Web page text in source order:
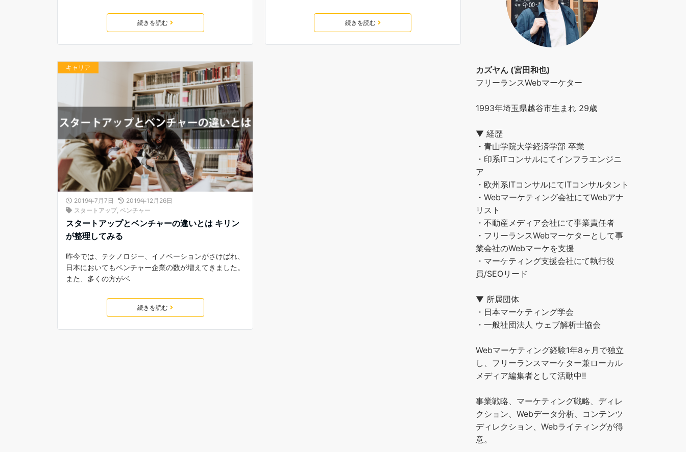
続きを読む 続きを読む
キャリア
2019年7月7日
2019年12月26日
スタートアップ ベンチャー
スタートアップとベンチャーの違いとは キリン
が整理してみる
昨今では、テクノロジー、イノベーションがさけばれ、
日本においてもベンチャー企業の数が増えてきました。
また、多くの方がベ
続きを読む
カズヤん (宮田和也)
フリーランスWebマーケター
1993年埼玉県越谷市生まれ 29歳
▼ 経歴
・青山学院大学経済学部 卒業
・印系ITコンサルにてインフラエンジニ
ア
・欧州系ITコンサルにてITコンサルタント
・Webマーケティング会社にてWebアナ
リスト
・不動産メディア会社にて事業責任者
・フリーランスWebマーケターとして事
業会社のWebマーケを支援
・マーケティング支援会社にて執行役
員/SEOリード
▼ 所属団体
・日本マーケティング学会
・一般社団法人 ウェブ解析士協会
Webマーケティング経験1年8ヶ月で独立
し、フリーランスマーケター兼ローカル
メディア編集者として活動中!!
事業戦略、マーケティング戦略、ディレ
クション、Webデータ分析、コンテンツ
ディレクション、Webライティングが得
意。